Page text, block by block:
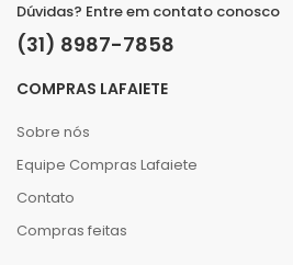
Dúvidas? Entre em contato conosco
(31) 8987-7858
COMPRAS LAFAIETE
Sobre nós
Equipe Compras Lafaiete
Contato
Compras feitas